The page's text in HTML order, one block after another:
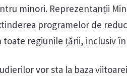
minori. Reprezentanții
programelor de
toate regiunile țării, inclusiv
vor sta la baza